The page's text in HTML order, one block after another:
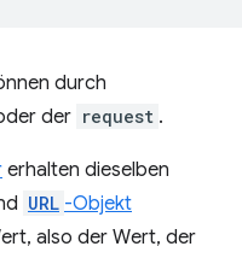
durch
der request .
erhalten dieselben
URL -Objekt
also der Wert, der